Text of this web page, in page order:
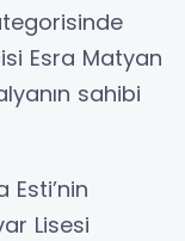
Esra Matyan
sahibi
Lisesi